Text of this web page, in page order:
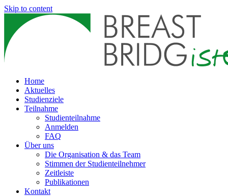
Skip to content
Home
Aktuelles
Studienziele
Teilnahme
Studienteilnahme
Anmelden
FAQ
Über uns
Die Organisation & das Team
Stimmen der Studienteilnehmer
Zeitleiste
Publikationen
Kontakt